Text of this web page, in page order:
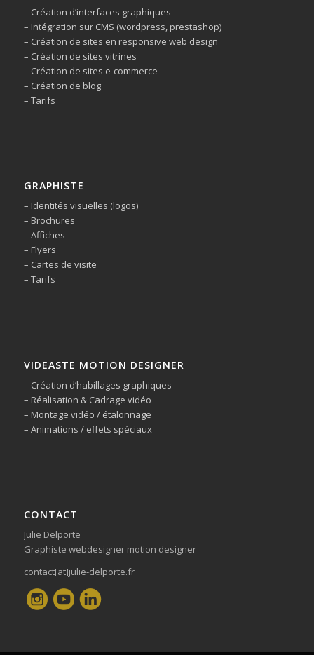
– Création d’interfaces graphiques
– Intégration sur CMS (wordpress, prestashop)
– Création de sites en responsive web design
– Création de sites vitrines
– Création de sites e-commerce
– Création de blog
– Tarifs
GRAPHISTE
– Identités visuelles (logos)
– Brochures
– Affiches
– Flyers
– Cartes de visite
– Tarifs
VIDEASTE MOTION DESIGNER
– Création d’habillages graphiques
– Réalisation & Cadrage vidéo
– Montage vidéo / étalonnage
– Animations / effets spéciaux
CONTACT
Julie Delporte
Graphiste webdesigner motion designer
contact[at]julie-delporte.fr